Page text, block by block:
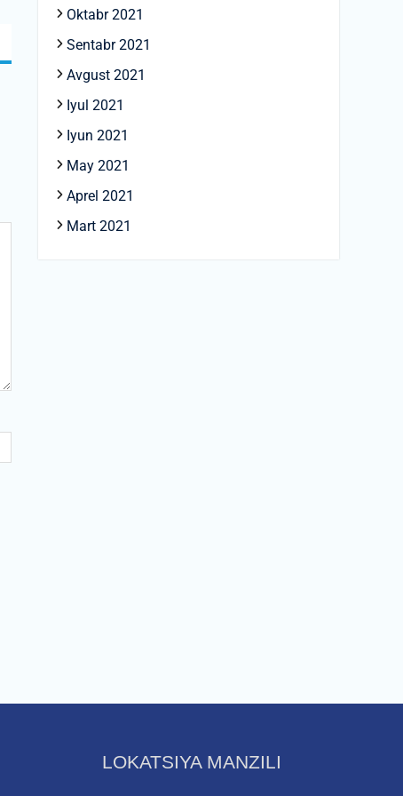
Oktabr 2021
Sentabr 2021
Avgust 2021
Iyul 2021
Iyun 2021
May 2021
Aprel 2021
Mart 2021
LOKATSIYA MANZILI